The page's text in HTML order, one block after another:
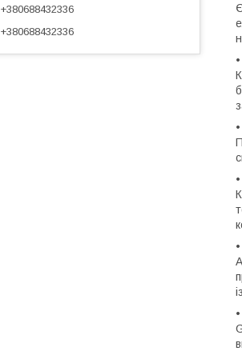
+380688432336
+380688432336